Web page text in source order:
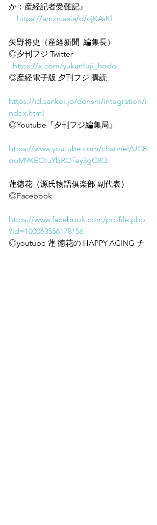
か：産経記者受難記』
https://amzn.asia/d/cjKAsKl
矢野将史（産経新聞  編集長）
◎夕刊フジ Twitter
https://x.com/yukanfuji_hodo
◎産経電子版 夕刊フジ 購読
https://id.sankei.jp/denshi/integration/i
ndex.html
◎Youtube『夕刊フジ編集局』
https://www.youtube.com/channel/UC8
ouM9KEOtuYbROTey3gC8Q
蓮徳花（源氏物語俱楽部 副代表）
◎Facebook
https://www.facebook.com/profile.php
?id=100063556178156
◎youtube 蓮 徳花の HAPPY AGING チ